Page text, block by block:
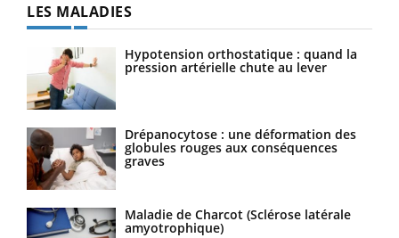
LES MALADIES
Hypotension orthostatique : quand la
pression artérielle chute au lever
Drépanocytose : une déformation des
globules rouges aux conséquences
graves
Maladie de Charcot (Sclérose latérale
amyotrophique)